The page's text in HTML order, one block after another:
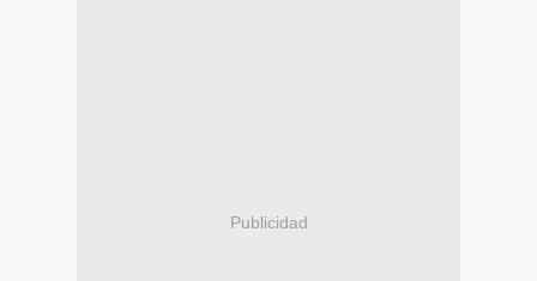
Publicidad